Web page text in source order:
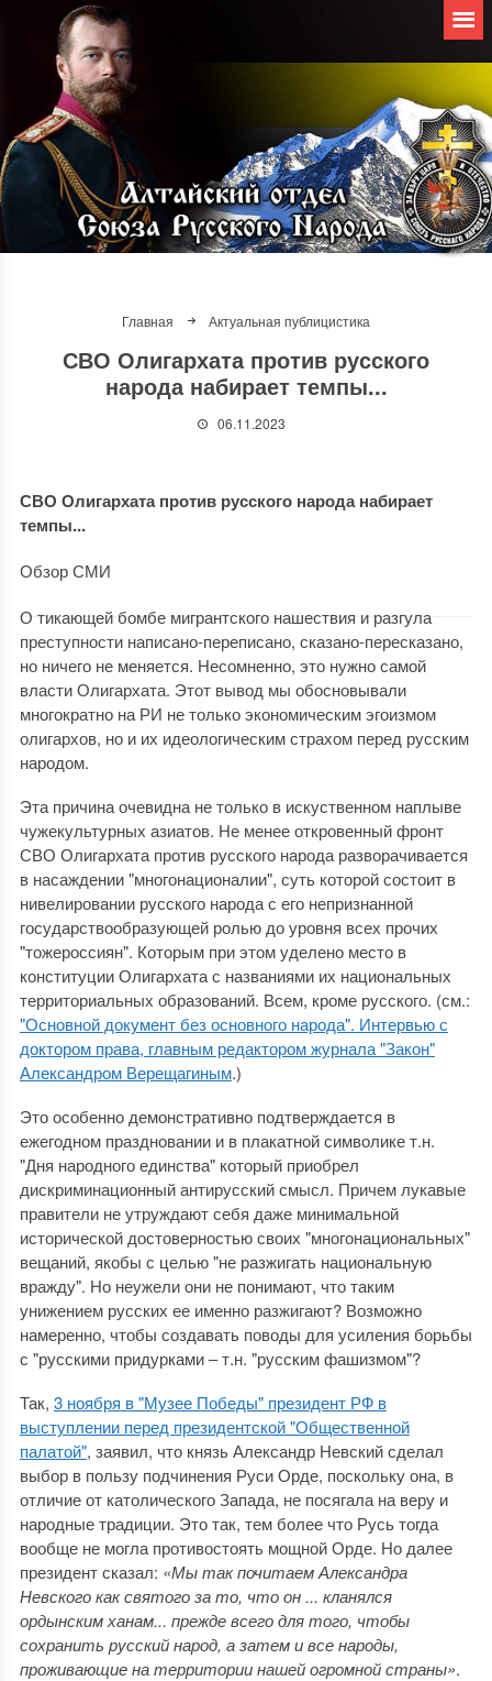
Главная Актуальная публицистика
СВО Олигархата против русского
народа набирает темпы...
06.11.2023
СВО Олигархата против русского народа набирает
темпы...
Обзор СМИ
О тикающей бомбе мигрантского нашествия и разгула
преступности написано-переписано, сказано-пересказано,
но ничего не меняется. Несомненно, это нужно самой
власти Олигархата. Этот вывод мы обосновывали
многократно на РИ не только экономическим эгоизмом
олигархов, но и их идеологическим страхом перед русским
народом.
Эта причина очевидна не только в искуственном наплыве
чужекультурных азиатов. Не менее откровенный фронт
СВО Олигархата против русского народа разворачивается
в насаждении "многонационалии", суть которой состоит в
нивелировании русского народа с его непризнанной
государствообразующей ролью до уровня всех прочих
"тожероссиян". Которым при этом уделено место в
конституции Олигархата с названиями их национальных
территориальных образований. Всем, кроме русского. (см.:
"Основной документ без основного народа". Интервью с
доктором права, главным редактором журнала "Закон"
Александром Верещагиным.)
Это особенно демонстративно подтверждается в
ежегодном праздновании и в плакатной символике т.н.
"Дня народного единства" который приобрел
дискриминационный антирусский смысл. Причем лукавые
правители не утруждают себя даже минимальной
исторической достоверностью своих "многонациональных"
вещаний, якобы с целью "не разжигать национальную
вражду". Но неужели они не понимают, что таким
унижением русских ее именно разжигают? Возможно
намеренно, чтобы создавать поводы для усиления борьбы
с "русскими придурками ‒ т.н. "русским фашизмом"?
Так, 3 ноября в "Музее Победы" президент РФ в
выступлении перед президентской "Общественной
палатой", заявил, что князь Александр Невский сделал
выбор в пользу подчинения Руси Орде, поскольку она, в
отличие от католического Запада, не посягала на веру и
народные традиции. Это так, тем более что Русь тогда
вообще не могла противостоять мощной Орде. Но далее
президент сказал: «Мы так почитаем Александра
Невского как святого за то, что он ... кланялся
ордынским ханам... прежде всего для того, чтобы
сохранить русский народ, а затем и все народы,
проживающие на территории нашей огромной страны».